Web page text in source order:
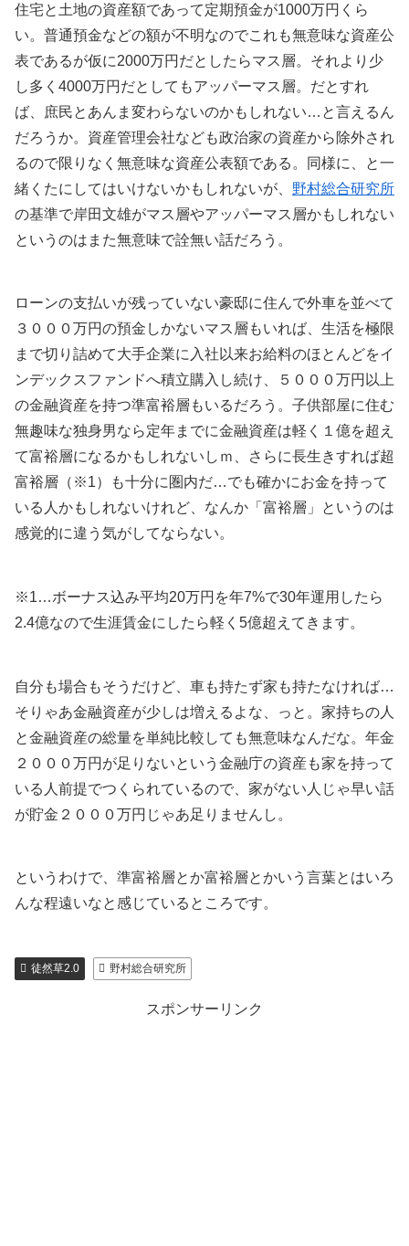
住宅と土地の資産額であって定期預金が1000万円くら
い。普通預金などの額が不明なのでこれも無意味な資産公
表であるが仮に2000万円だとしたらマス層。それより少
し多く4000万円だとしてもアッパーマス層。だとすれ
ば、庶民とあんま変わらないのかもしれない…と言えるん
だろうか。資産管理会社なども政治家の資産から除外され
るので限りなく無意味な資産公表額である。同様に、と一
緒くたにしてはいけないかもしれないが、 野村総合研究所
の基準で岸田文雄がマス層やアッパーマス層かもしれない
というのはまた無意味で詮無い話だろう。
ローンの支払いが残っていない豪邸に住んで外車を並べて
３０００万円の預金しかないマス層もいれば、生活を極限
まで切り詰めて大手企業に入社以来お給料のほとんどをイ
ンデックスファンドへ積立購入し続け、５０００万円以上
の金融資産を持つ準富裕層もいるだろう。子供部屋に住む
無趣味な独身男なら定年までに金融資産は軽く１億を超え
て富裕層になるかもしれないしｍ、さらに長生きすれば超
富裕層（※1）も十分に圏内だ…でも確かにお金を持って
いる人かもしれないけれど、なんか「富裕層」というのは
感覚的に違う気がしてならない。
※1…ボーナス込み平均20万円を年7%で30年運用したら
2.4億なので生涯賃金にしたら軽く5億超えてきます。
自分も場合もそうだけど、車も持たず家も持たなければ…
そりゃあ金融資産が少しは増えるよな、っと。家持ちの人
と金融資産の総量を単純比較しても無意味なんだな。年金
２０００万円が足りないという金融庁の資産も家を持って
いる人前提でつくられているので、家がない人じゃ早い話
が貯金２０００万円じゃあ足りませんし。
というわけで、準富裕層とか富裕層とかいう言葉とはいろ
んな程遠いなと感じているところです。
徒然草2.0 野村総合研究所
スポンサーリンク